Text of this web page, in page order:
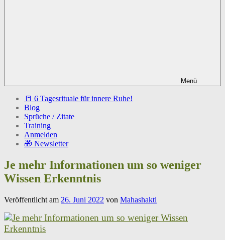
Menü
📒 6 Tagesrituale für innere Ruhe!
Blog
Sprüche / Zitate
Training
Anmelden
🎁 Newsletter
Je mehr Informationen um so weniger
Wissen Erkenntnis
Veröffentlicht am 26. Juni 2022 von Mahashakti